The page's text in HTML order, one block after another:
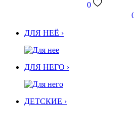
0
ДЛЯ НЕЁ ›
ДЛЯ НЕГО ›
ДЕТСКИЕ ›